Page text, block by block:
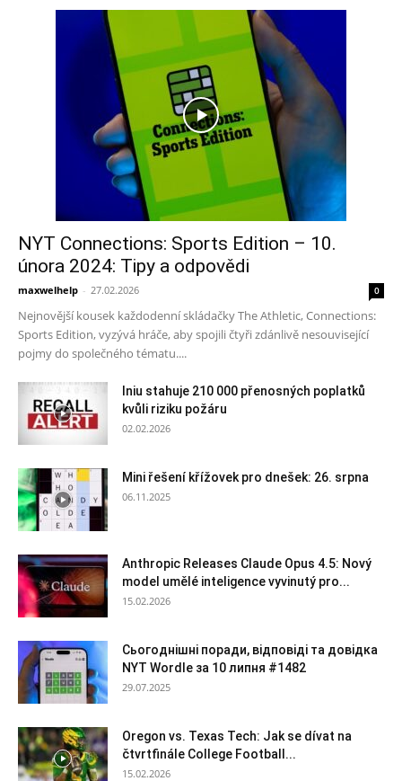
NYT Connections: Sports Edition – 10.
února 2024: Tipy a odpovědi
maxwelhelp - 27.02.2026 0
Nejnovější kousek každodenní skládačky The Athletic, Connections:
Sports Edition, vyzývá hráče, aby spojili čtyři zdánlivě nesouvisející
pojmy do společného tématu....
Iniu stahuje 210 000 přenosných poplatků
kvůli riziku požáru
02.02.2026
Mini řešení křížovek pro dnešek: 26. srpna
06.11.2025
Anthropic Releases Claude Opus 4.5: Nový
model umělé inteligence vyvinutý pro...
15.02.2026
Сьогоднішні поради, відповіді та довідка
NYT Wordle за 10 липня #1482
29.07.2025
Oregon vs. Texas Tech: Jak se dívat na
čtvrtfinále College Football...
15.02.2026